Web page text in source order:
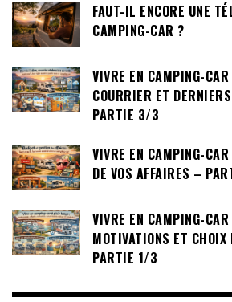
FAUT-IL ENCORE UNE
CAMPING-CAR ?
VIVRE EN CAMPING-
COURRIER ET
PARTIE 3/3
VIVRE EN CAMPING-
DE VOS AFFAIRES –
VIVRE EN CAMPING-
MOTIVATIONS ET
PARTIE 1/3